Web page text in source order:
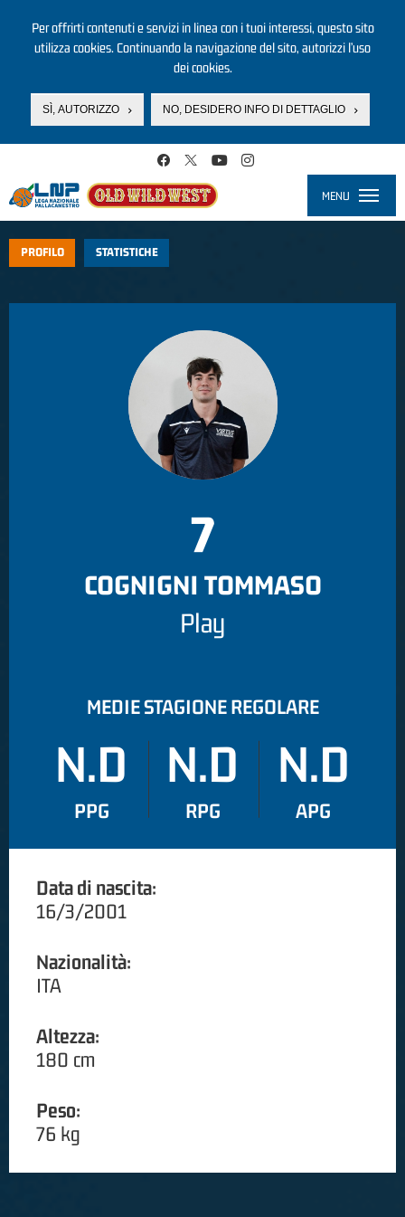
Per offrirti contenuti e servizi in linea con i tuoi interessi, questo sito
utilizza cookies. Continuando la navigazione del sito, autorizzi l’uso
dei cookies.
SÌ, AUTORIZZO NO, DESIDERO INFO DI DETTAGLIO
MENU
PROFILO STATISTICHE
7
COGNIGNI TOMMASO
Play
MEDIE STAGIONE REGOLARE
N.D
PPG
N.D
RPG
N.D
APG
Data di nascita:
16/3/2001
Nazionalità:
ITA
Altezza:
180 cm
Peso:
76 kg